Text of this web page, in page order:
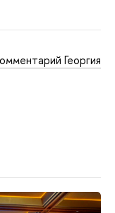
Георгия